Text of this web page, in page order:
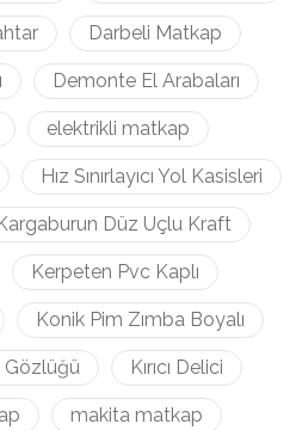
Darbeli Matkap
Demonte El Arabaları
elektrikli matkap
Hız Sınırlayıcı Yol Kasisleri
Düz Uçlu Kraft
Kerpeten Pvc Kaplı
Konik Pim Zımba Boyalı
Gözlüğü Kırıcı Delici
makita matkap